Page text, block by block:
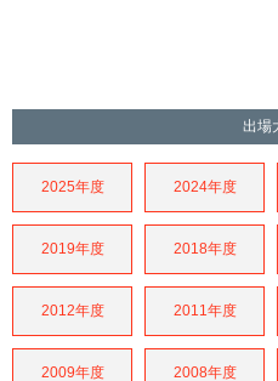
出場
2025年度 2024年度
2019年度 2018年度
2012年度 2011年度
2009年度 2008年度